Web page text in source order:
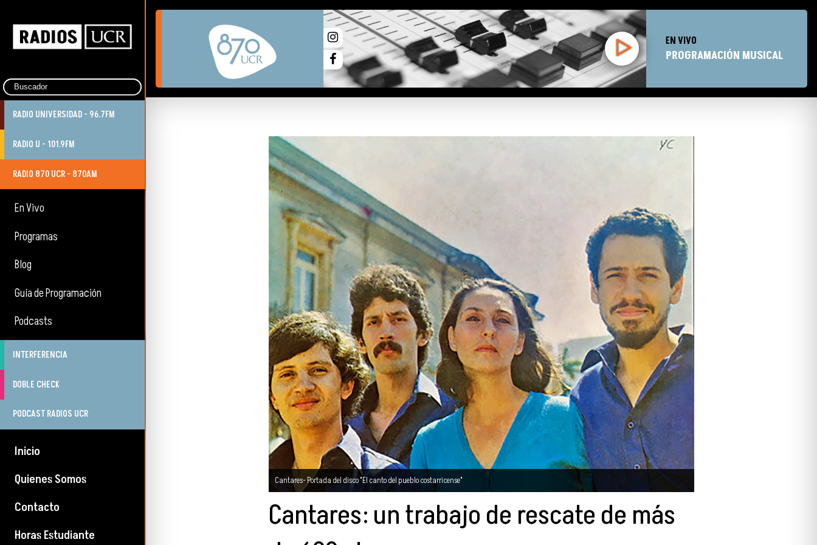
RADIO UNIVERSIDAD - 96.7FM
RADIO U - 101.9FM
RADIO 870 UCR - 870AM
En Vivo
Programas
Blog
Guía de Programación
Podcasts
INTERFERENCIA
DOBLE CHECK
PODCAST RADIOS UCR
Inicio
Quienes Somos
Contacto
Horas Estudiante
EN VIVO
PROGRAMACIÓN MUSICAL
Cantares- Portada del disco "El canto del pueblo costarricense"
Cantares: un trabajo de rescate de más